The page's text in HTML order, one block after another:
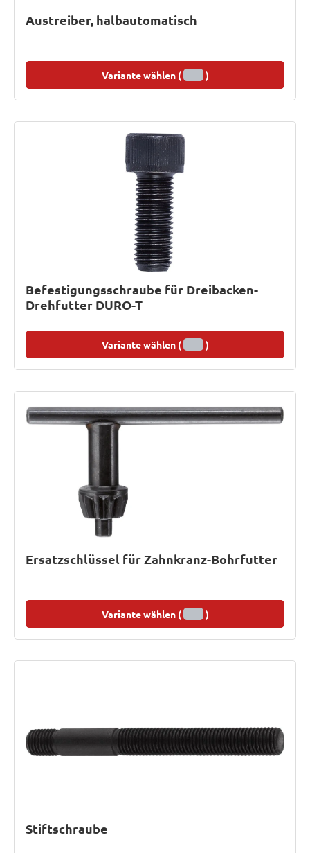
Austreiber, halbautomatisch
Variante wählen ( )
Befestigungsschraube für Dreibacken-
Drehfutter DURO-T
Variante wählen ( )
Ersatzschlüssel für Zahnkranz-Bohrfutter
Variante wählen ( )
Stiftschraube